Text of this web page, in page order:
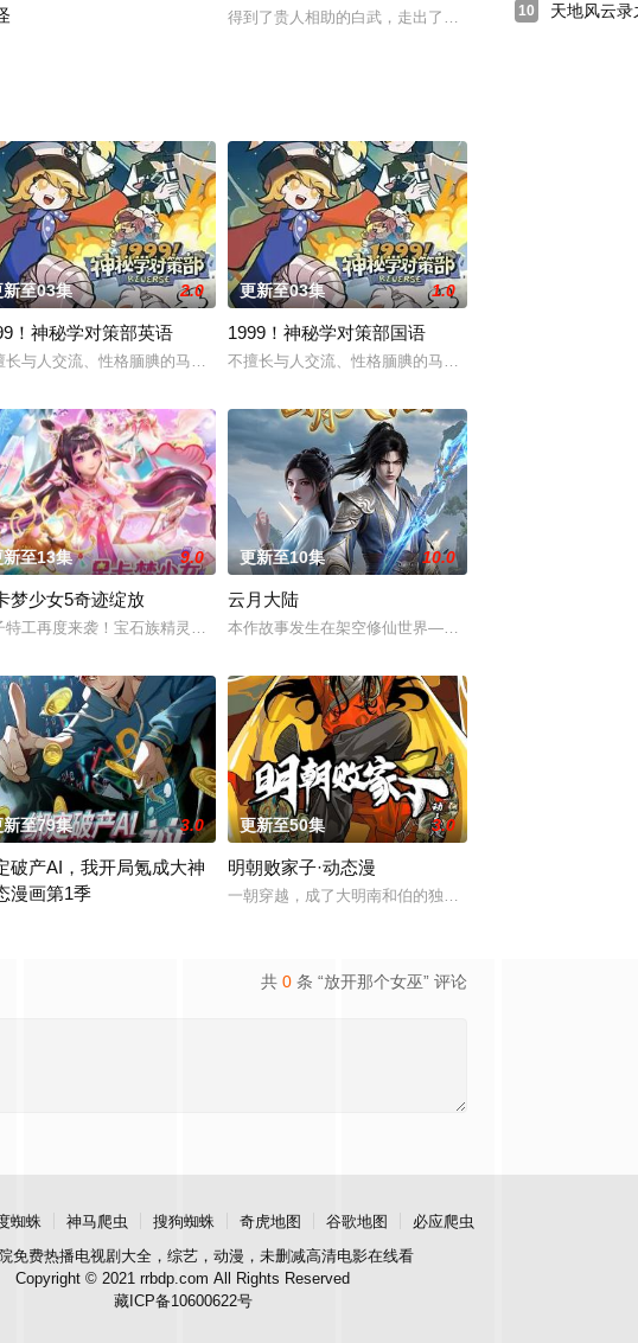
连。他们始终怀揣着积极向上的生活态度，日常里满是打打闹闹的欢喜时光，没有繁杂烦
旧术却逐渐没落，旧术天才小子王煊，意外加入神秘组织秘路，夺至宝、战新术、斗列仙
得到了贵人相助的白武，走出了摧毁造假集团的关键一步
夭就趁机夺走了他的武魂，还导致其差点吐血身亡。与此同时，林枫的精神进入到了葬神
新至03集 2.0
！神秘学对策部英语
长与人交流、性格腼腆的马库斯在一场乌龙中意外成为了“神秘学事件对策部”的负责人。面
更新至03集 1.0
1999！神秘学对策部国语
不擅长与人交流、性格腼腆的马库斯在一场乌龙中意外成为
一秒竟然变成嗜血凶兽……“明”失去了一切在乎的人，这个糟糕的王真的很糟糕！我要
莺儿与将军之子赵昊联手背叛，残忍杀害后抛尸乱葬岗。濒死之际，他唤醒了上古魔刀“幽冥
新至13集 9.0
梦少女5奇迹绽放
特工再度来袭！宝石族精灵竟然成了关键所在！东方桃子与伙伴们一边为救治师父森木宇冲
更新至10集 10.0
云月大陆
本作故事发生在架空修仙世界——云月大陆。大陆鼎盛时期
呈现崭新的花仙子世界
水城选拔弟子，方秦两家围绕这一个将决定二者命运的契机，展开明争暗斗。最终，秦南依
新至79集 3.0
破产AI，我开局氪成大神
漫画第1季
更新至50集 3.0
明朝败家子·动态漫
一朝穿越，成了大明南和伯的独子，一个京城恶少，十足的
共 0 条 “放开那个女巫” 评论
10 天地风云
蜘蛛 神马爬虫 搜狗蜘蛛 奇虎地图 谷歌地图
必应爬虫
免费热播电视剧大全，综艺，动漫，未删减高清电影在线看
Copyright © 2021 rrbdp.com All Rights Reserved
藏ICP备10600622号